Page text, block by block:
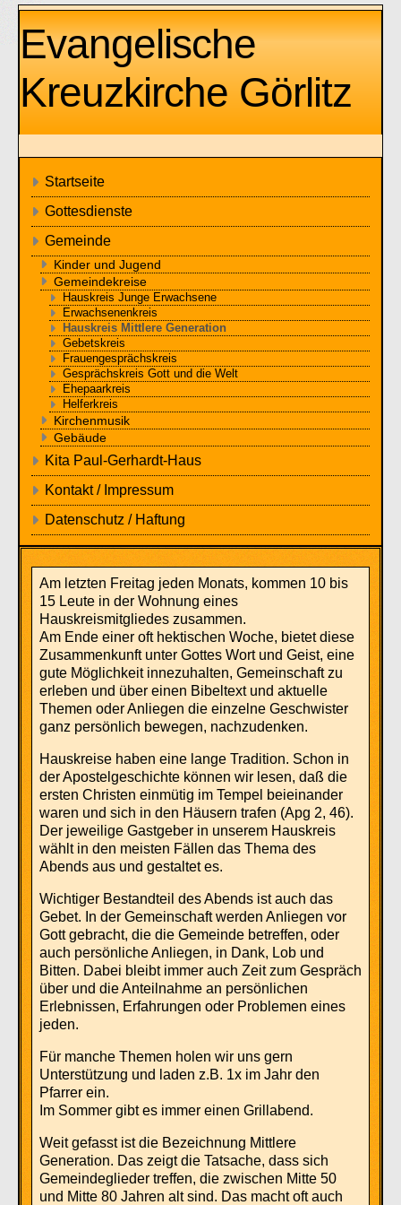
Evangelische
Kreuzkirche Görlitz
Startseite
Gottesdienste
Gemeinde
Kinder und Jugend
Gemeindekreise
Hauskreis Junge Erwachsene
Erwachsenenkreis
Hauskreis Mittlere Generation
Gebetskreis
Frauengesprächskreis
Gesprächskreis Gott und die Welt
Ehepaarkreis
Helferkreis
Kirchenmusik
Gebäude
Kita Paul-Gerhardt-Haus
Kontakt / Impressum
Datenschutz / Haftung
Am letzten Freitag jeden Monats, kommen 10 bis
15 Leute in der Wohnung eines
Hauskreismitgliedes zusammen.
Am Ende einer oft hektischen Woche, bietet diese
Zusammenkunft unter Gottes Wort und Geist, eine
gute Möglichkeit innezuhalten, Gemeinschaft zu
erleben und über einen Bibeltext und aktuelle
Themen oder Anliegen die einzelne Geschwister
ganz persönlich bewegen, nachzudenken.
Hauskreise haben eine lange Tradition. Schon in
der Apostelgeschichte können wir lesen, daß die
ersten Christen einmütig im Tempel beieinander
waren und sich in den Häusern trafen (Apg 2, 46).
Der jeweilige Gastgeber in unserem Hauskreis
wählt in den meisten Fällen das Thema des
Abends aus und gestaltet es.
Wichtiger Bestandteil des Abends ist auch das
Gebet. In der Gemeinschaft werden Anliegen vor
Gott gebracht, die die Gemeinde betreffen, oder
auch persönliche Anliegen, in Dank, Lob und
Bitten. Dabei bleibt immer auch Zeit zum Gespräch
über und die Anteilnahme an persönlichen
Erlebnissen, Erfahrungen oder Problemen eines
jeden.
Für manche Themen holen wir uns gern
Unterstützung und laden z.B. 1x im Jahr den
Pfarrer ein.
Im Sommer gibt es immer einen Grillabend.
Weit gefasst ist die Bezeichnung Mittlere
Generation. Das zeigt die Tatsache, dass sich
Gemeindeglieder treffen, die zwischen Mitte 50
und Mitte 80 Jahren alt sind. Das macht oft auch